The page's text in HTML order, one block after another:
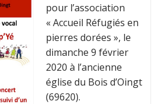
pour l’association
« Accueil Réfugiés en
pierres dorées », le
dimanche 9 février
2020 à l’ancienne
église du Bois d’Oingt
(69620).